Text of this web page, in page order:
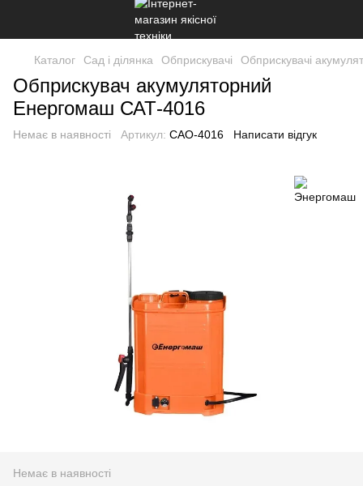
Каталог Сад і ділянка Обприскувачі Обприскувачі
Обприскувач акумуляторний
Енергомаш САТ-4016
Немає в наявності Артикул: САО-4016 Написати відгук
Немає в наявності